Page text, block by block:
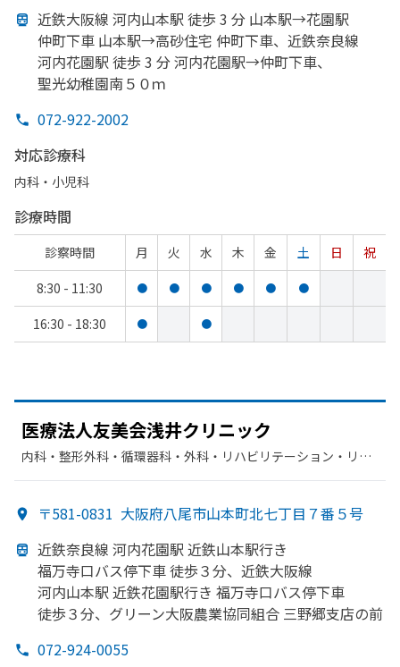
近鉄大阪線 河内山本駅 徒歩 3 分 山本駅→花園駅
仲町下車 山本駅→高砂住宅 仲町下車、 近鉄奈良線
河内花園駅 徒歩 3 分 河内花園駅→仲町下車、
聖光幼稚園南５０ｍ
072-922-2002
対応診療科
内科・​小児科
診療時間
診察時間 月 火 水 木 金 土 日
祝
8:30 - 11:30
● ● ● ● ● ●
16:30 - 18:30 ● ●
医療法人友美会浅井クリニック
内科・​整形外科・​循環器科・​外科・​リハビリテーション・​リウ
〒581-0831 大阪府八尾市山本町北七丁目７番５号
近鉄奈良線 河内花園駅 近鉄山本駅行き
福万寺口バス停下車 徒歩３分、 近鉄大阪線
河内山本駅 近鉄花園駅行き 福万寺口バス停下車
徒歩３分、 グリーン大阪農業協同組合 三野郷支店の前
072-924-0055